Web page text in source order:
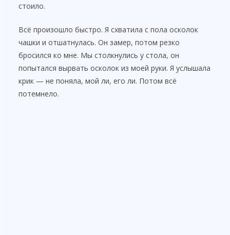
стоило.
Всё произошло быстро. Я схватила с пола осколок
чашки и отшатнулась. Он замер, потом резко
бросился ко мне. Мы столкнулись у стола, он
попытался вырвать осколок из моей руки. Я услышала
крик — не поняла, мой ли, его ли. Потом всё
потемнело.